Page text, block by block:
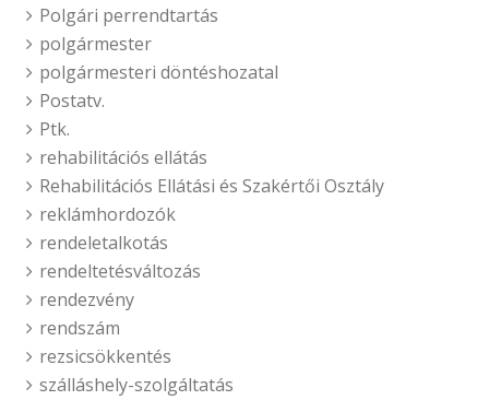
Polgári perrendtartás
polgármester
polgármesteri döntéshozatal
Postatv.
Ptk.
rehabilitációs ellátás
Rehabilitációs Ellátási és Szakértői Osztály
reklámhordozók
rendeletalkotás
rendeltetésváltozás
rendezvény
rendszám
rezsicsökkentés
szálláshely-szolgáltatás